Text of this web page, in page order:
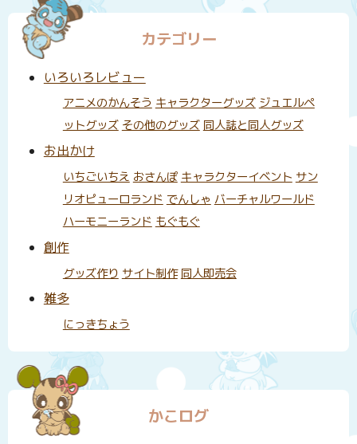
カテゴリー
いろいろレビュー
アニメのかんそう キャラクターグッズ ジュエルペ
ットグッズ その他のグッズ 同人誌と同人グッズ
お出かけ
いちごいちえ おさんぽ キャラクターイベント サン
リオピューロランド でんしゃ バーチャルワールド
ハーモニーランド もぐもぐ
創作
グッズ作り サイト制作 同人即売会
雑多
にっきちょう
かこログ